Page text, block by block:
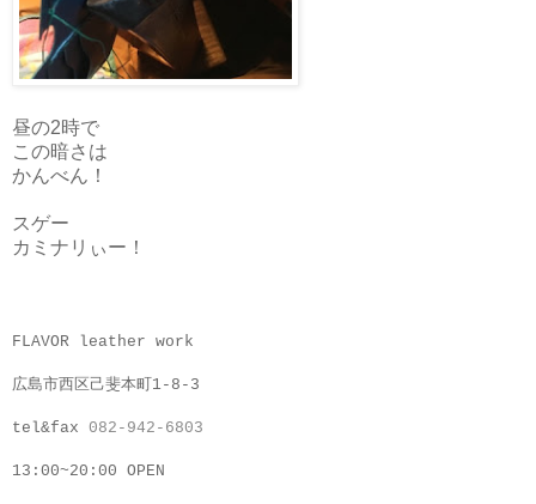
昼の2時で
この暗さは
かんべん！
スゲー
カミナリぃー！
FLAVOR leather work
広島市西区己斐本町1-8-3
tel&fax 082-942-6803
13:00~20:00 OPEN